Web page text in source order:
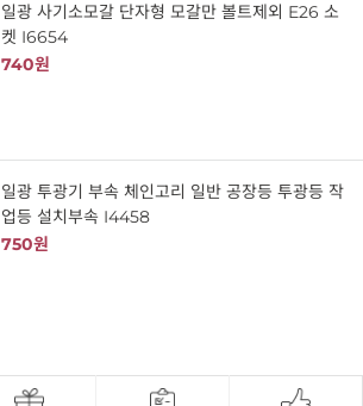
일광 사기소모갈 단자형 모갈만 볼트제외 E26 소
켓 I6654
740원
일광 투광기 부속 체인고리 일반 공장등 투광등 작
업등 설치부속 I4458
750원